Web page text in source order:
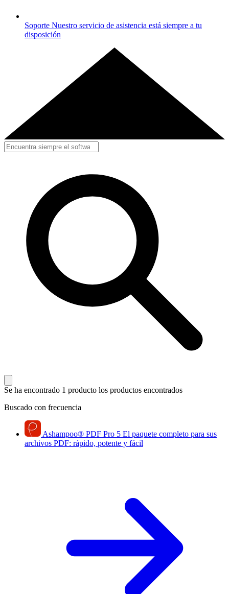
Soporte Nuestro servicio de asistencia está siempre a tu
disposición
Se ha encontrado 1 producto los productos encontrados
Buscado con frecuencia
Ashampoo® PDF Pro 5 El paquete completo para sus
archivos PDF: rápido, potente y fácil